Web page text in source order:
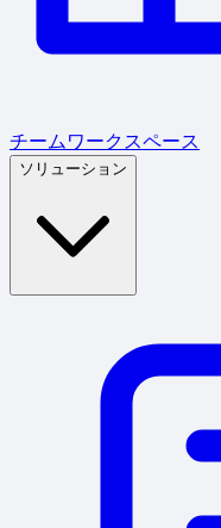
チームワークスペース
ソリューション